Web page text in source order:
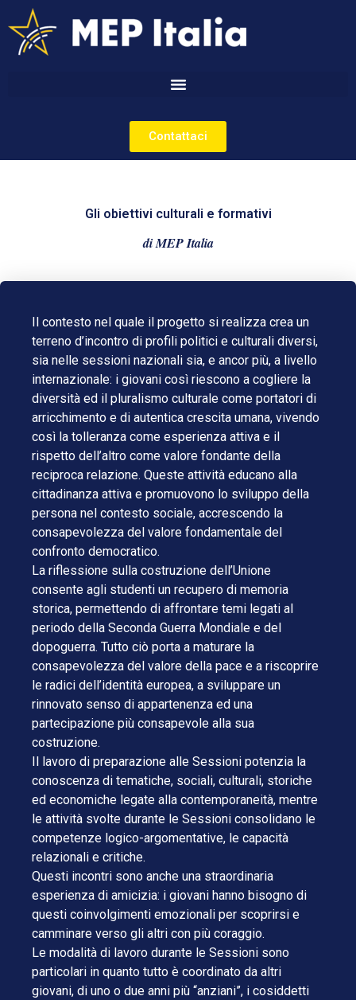
Contattaci
Gli obiettivi culturali e formativi
di MEP Italia
Il contesto nel quale il progetto si realizza crea un
terreno d’incontro di profili politici e culturali diversi,
sia nelle sessioni nazionali sia, e ancor più, a livello
internazionale: i giovani così riescono a cogliere la
diversità ed il pluralismo culturale come portatori di
arricchimento e di autentica crescita umana, vivendo
così la tolleranza come esperienza attiva e il
rispetto dell’altro come valore fondante della
reciproca relazione. Queste attività educano alla
cittadinanza attiva e promuovono lo sviluppo della
persona nel contesto sociale, accrescendo la
consapevolezza del valore fondamentale del
confronto democratico.
La riflessione sulla costruzione dell’Unione
consente agli studenti un recupero di memoria
storica, permettendo di affrontare temi legati al
periodo della Seconda Guerra Mondiale e del
dopoguerra. Tutto ciò porta a maturare la
consapevolezza del valore della pace e a riscoprire
le radici dell’identità europea, a sviluppare un
rinnovato senso di appartenenza ed una
partecipazione più consapevole alla sua
costruzione.
Il lavoro di preparazione alle Sessioni potenzia la
conoscenza di tematiche, sociali, culturali, storiche
ed economiche legate alla contemporaneità, mentre
le attività svolte durante le Sessioni consolidano le
competenze logico-argomentative, le capacità
relazionali e critiche.
Questi incontri sono anche una straordinaria
esperienza di amicizia: i giovani hanno bisogno di
questi coinvolgimenti emozionali per scoprirsi e
camminare verso gli altri con più coraggio.
Le modalità di lavoro durante le Sessioni sono
particolari in quanto tutto è coordinato da altri
giovani, di uno o due anni più “anziani”, i cosiddetti